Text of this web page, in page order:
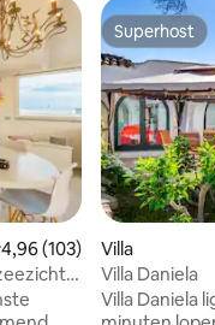
beoordeling
4,96 (103)
Superhost
Superhost
Villa
Villa Daniela
Villa Daniela